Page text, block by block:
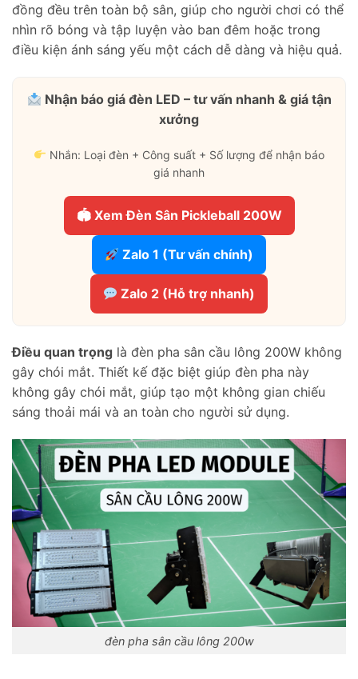
đồng đều trên toàn bộ sân, giúp cho người chơi có thể
nhìn rõ bóng và tập luyện vào ban đêm hoặc trong
điều kiện ánh sáng yếu một cách dễ dàng và hiệu quả.
Nhận báo giá đèn LED – tư vấn nhanh & giá tận
xưởng
Nhắn: Loại đèn + Công suất + Số lượng để nhận báo
giá nhanh
🏟 Xem Đèn Sân Pickleball 200W
Zalo 1 (Tư vấn chính)
Zalo 2 (Hỗ trợ nhanh)
Điều quan trọng là đèn pha sân cầu lông 200W không
gây chói mắt. Thiết kế đặc biệt giúp đèn pha này
không gây chói mắt, giúp tạo một không gian chiếu
sáng thoải mái và an toàn cho người sử dụng.
đèn pha sân cầu lông 200w